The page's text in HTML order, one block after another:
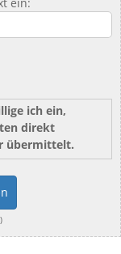
ich ein,
direkt
übermittelt.